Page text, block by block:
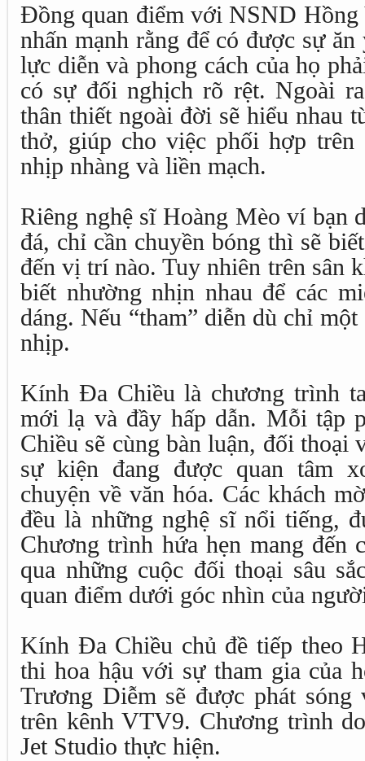
Đồng quan điểm với NSND
nhấn mạnh rằng để có được sự
lực diễn và phong cách của họ
có sự đối nghịch rõ rệt. Ngoài
thân thiết ngoài đời sẽ hiểu nhau
thở, giúp cho việc phối hợp trên
nhịp nhàng và liền mạch.
Riêng nghệ sĩ Hoàng Mèo ví bạn
đá, chỉ cần chuyền bóng thì sẽ
đến vị trí nào. Tuy nhiên trên sân
biết nhường nhịn nhau để các
dáng. Nếu “tham” diễn dù chỉ
nhịp.
Kính Đa Chiều là chương trình
mới lạ và đầy hấp dẫn. Mỗi tập
Chiều sẽ cùng bàn luận, đối thoại
sự kiện đang được quan tâm
chuyện về văn hóa. Các khách
đều là những nghệ sĩ nổi tiếng,
Chương trình hứa hẹn mang đến
qua những cuộc đối thoại sâu
quan điểm dưới góc nhìn của
Kính Đa Chiều chủ đề tiếp theo
thi hoa hậu với sự tham gia của
Trương Diễm sẽ được phát
trên kênh VTV9. Chương trình
Jet Studio thực hiện.